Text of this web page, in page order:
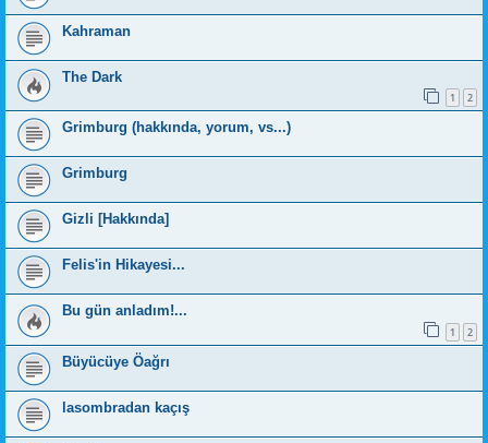
Kahraman
The Dark
1 2
Grimburg (hakkında, yorum, vs...)
Grimburg
Gizli [Hakkında]
Felis'in Hikayesi...
Bu gün anladım!...
1 2
Büyücüye Öağrı
lasombradan kaçış